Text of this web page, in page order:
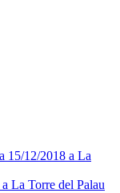
15/12/2018 a La
La Torre del Palau